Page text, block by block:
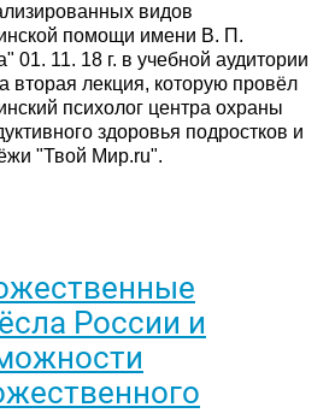
видов
помощи имени В. П.
01. 11. 18 г. в учебной аудитории
вторая лекция, которую провёл
психолог центра охраны
здоровья подростков и
"Твой Мир.ru".
России и